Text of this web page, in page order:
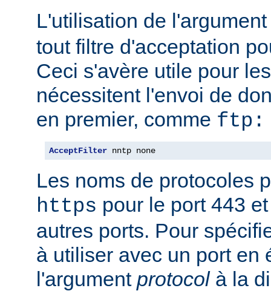
L'utilisation de
tout filtre d'acceptation
Ceci s'avère utile pour
nécessitent l'envoi de
en premier, comme ftp:
AcceptFilter nntp none
Les noms de protocoles
https pour le port 443
autres ports. Pour
à utiliser avec un port en
l'argument protocolà la